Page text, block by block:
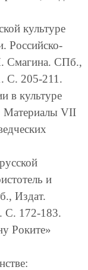
культуре
Российско-
Смагина. СПб.,
С. 205-211.
в культуре
Материалы VII
и
Издат.
С. 172-183.
Роките»